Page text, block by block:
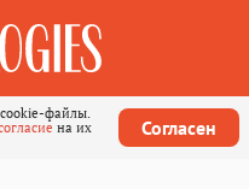
файлы.
на их
Согласен